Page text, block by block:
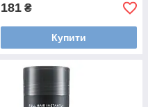
181 ₴
Купити